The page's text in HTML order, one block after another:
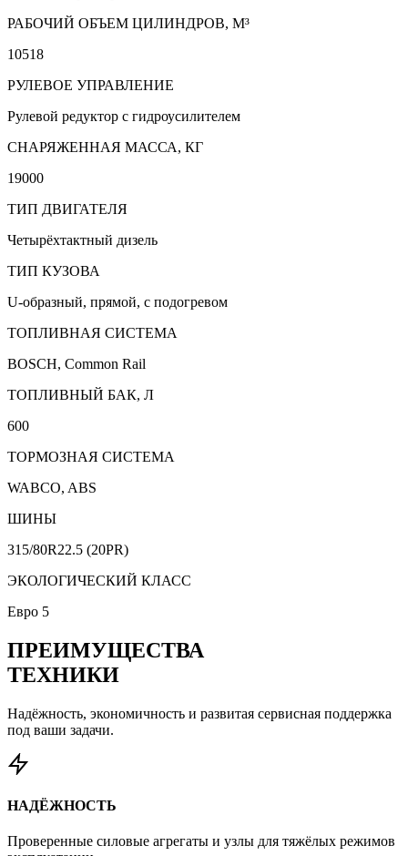
РАБОЧИЙ ОБЪЕМ ЦИЛИНДРОВ, М³
10518
РУЛЕВОЕ УПРАВЛЕНИЕ
Рулевой редуктор с гидроусилителем
СНАРЯЖЕННАЯ МАССА, КГ
19000
ТИП ДВИГАТЕЛЯ
Четырёхтактный дизель
ТИП КУЗОВА
U-образный, прямой, с подогревом
ТОПЛИВНАЯ СИСТЕМА
BOSCH, Common Rail
ТОПЛИВНЫЙ БАК, Л
600
ТОРМОЗНАЯ СИСТЕМА
WABCO, ABS
ШИНЫ
315/80R22.5 (20PR)
ЭКОЛОГИЧЕСКИЙ КЛАСС
Евро 5
ПРЕИМУЩЕСТВА
ТЕХНИКИ
Надёжность, экономичность и развитая сервисная поддержка
под ваши задачи.
НАДЁЖНОСТЬ
Проверенные силовые агрегаты и узлы для тяжёлых режимов